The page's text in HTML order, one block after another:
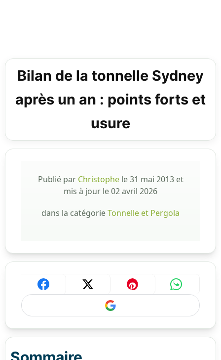
Bilan de la tonnelle Sydney
après un an : points forts et
usure
Publié par Christophele31 mai 2013et
mis à jour le02 avril 2026
dans la catégorieTonnelle et Pergola